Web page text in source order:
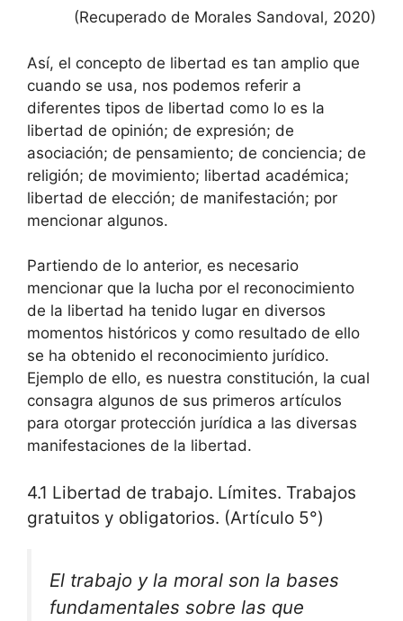
(Recuperado de Morales Sandoval, 2020)
Así, el concepto de libertad es tan amplio que
cuando se usa, nos podemos referir a
diferentes tipos de libertad como lo es la
libertad de opinión; de expresión; de
asociación; de pensamiento; de conciencia; de
religión; de movimiento; libertad académica;
libertad de elección; de manifestación; por
mencionar algunos.
Partiendo de lo anterior, es necesario
mencionar que la lucha por el reconocimiento
de la libertad ha tenido lugar en diversos
momentos históricos y como resultado de ello
se ha obtenido el reconocimiento jurídico.
Ejemplo de ello, es nuestra constitución, la cual
consagra algunos de sus primeros artículos
para otorgar protección jurídica a las diversas
manifestaciones de la libertad.
4.1 Libertad de trabajo. Límites. Trabajos
gratuitos y obligatorios. (Artículo 5°)
El trabajo y la moral son la bases
fundamentales sobre las que